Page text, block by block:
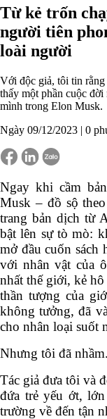
Từ kẻ trốn
đến người
mới của loài
Với độc giả, tôi tin
thấy một phần cuộc
mình trong Elon Musk.
Ngày 09/12/2023 | 0
Ngay khi cầm
Musk – đồ sộ
trang bản dịch từ
bật lên sự tò mò:
cảnh mở đầu
xứng tầm với
người giàu nhất
ngành công nghệ,
những quyết
những thay đổi
Tác giả đưa tôi và
một đứa trẻ yếu